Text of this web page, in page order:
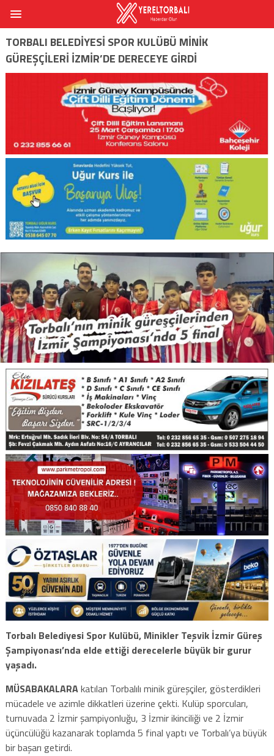
TORBALI BELEDIYESI SPOR KULÜBÜ MINIK
GÜREŞÇILERI İZMIR’DE DERECEYE GIRDI
Torbalı Belediyesi Spor Kulübü, Minikler Teşvik İzmir Güreş
Şampiyonası’nda elde ettiği derecelerle büyük bir gurur
yaşadı.
MÜSABAKALARAkatılan Torbalılı minik güreşçiler, gösterdikleri
mücadele ve azimle dikkatleri üzerine çekti. Kulüp sporcuları,
turnuvada 2 İzmir şampiyonluğu, 3 İzmir ikinciliği ve 2 İzmir
üçüncülüğü kazanarak toplamda 5 final yaptı ve Torbalı’ya büyük
bir başarı getirdi.